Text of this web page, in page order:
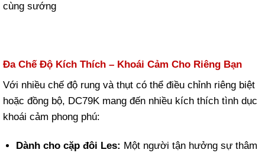
Đa Chế Độ Kích Thích – Khoái Cảm Cho Riêng Bạn
Với nhiều chế độ rung và thụt có thể điều chỉnh riêng biệt
hoặc đồng bộ, DC79K mang đến nhiều kích thích tình dục
khoái cảm phong phú:
Dành cho cặp đôi Les: Một người tận hưởng sự thâm